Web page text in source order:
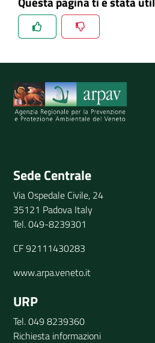
Spiegaci perchè, e aiutaci a
Sede Centrale
Via Ospedale Civile, 24
35121 Padova Italy
Tel. 049-8239301
CF 92111430283
www.arpa.veneto.it
URP
Tel. 049 8239360
Richiesta informazioni